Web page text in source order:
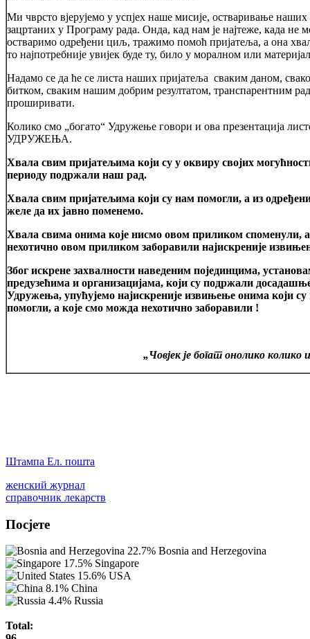
Ми чврсто вјерујемо у успјех наше мисије, остваривање
зацртаних у Програму рада. Онда, кад нам је најтеже, када не
остваримо одређени циљ, тражимо помоћ пријатеља, а она
то најпотребније увијек буде ту, било у моралном или
Надамо се да ће се листа наших пријатеља сваким даном,
битком, сваким нашим добрим резултатом, транспарентним
проширивати.
Колико смо „богато“ Удружење говори и ова презентација
УДРУЖЕЊА.
Хвала свим пријатељима који су у оквиру својих
периоду подржали наш рад.
Хвала свим пријатељима који су нам помогли, а из
желе да их јавно поменемо.
Хвала свима онима које нисмо овом приликом споменули, а
нехотично овом приликом заборавили најискреније
Због искрене захвалности наведеним појединцима,
предузећима и организацијама, који су подржали
Удружења, упућујемо најискреније извињење онима који
помогли, а које смо можда нехотично заборавили !
„Човјек је богат онолико
Штампа Ел. пошта
женский журнал
cправочник лекарств
Посјете
22.7% Bosnia and Herzegovina
17.5% Singapore
15.6% USA
8.1% China
4.4% Russia
Total: